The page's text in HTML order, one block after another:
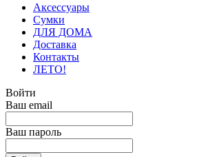
Аксессуары
Сумки
ДЛЯ ДОМА
Доставка
Контакты
ЛЕТО!
Войти
Ваш email
Ваш пароль